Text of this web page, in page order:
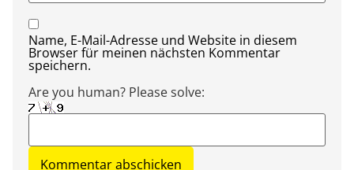
Name, E-Mail-Adresse und Website in diesem
Browser für meinen nächsten Kommentar
speichern.
Are you human? Please solve: